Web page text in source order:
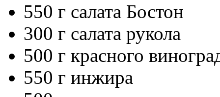
550 г салата Бостон
300 г салата рукола
500 г красного
550 г инжира